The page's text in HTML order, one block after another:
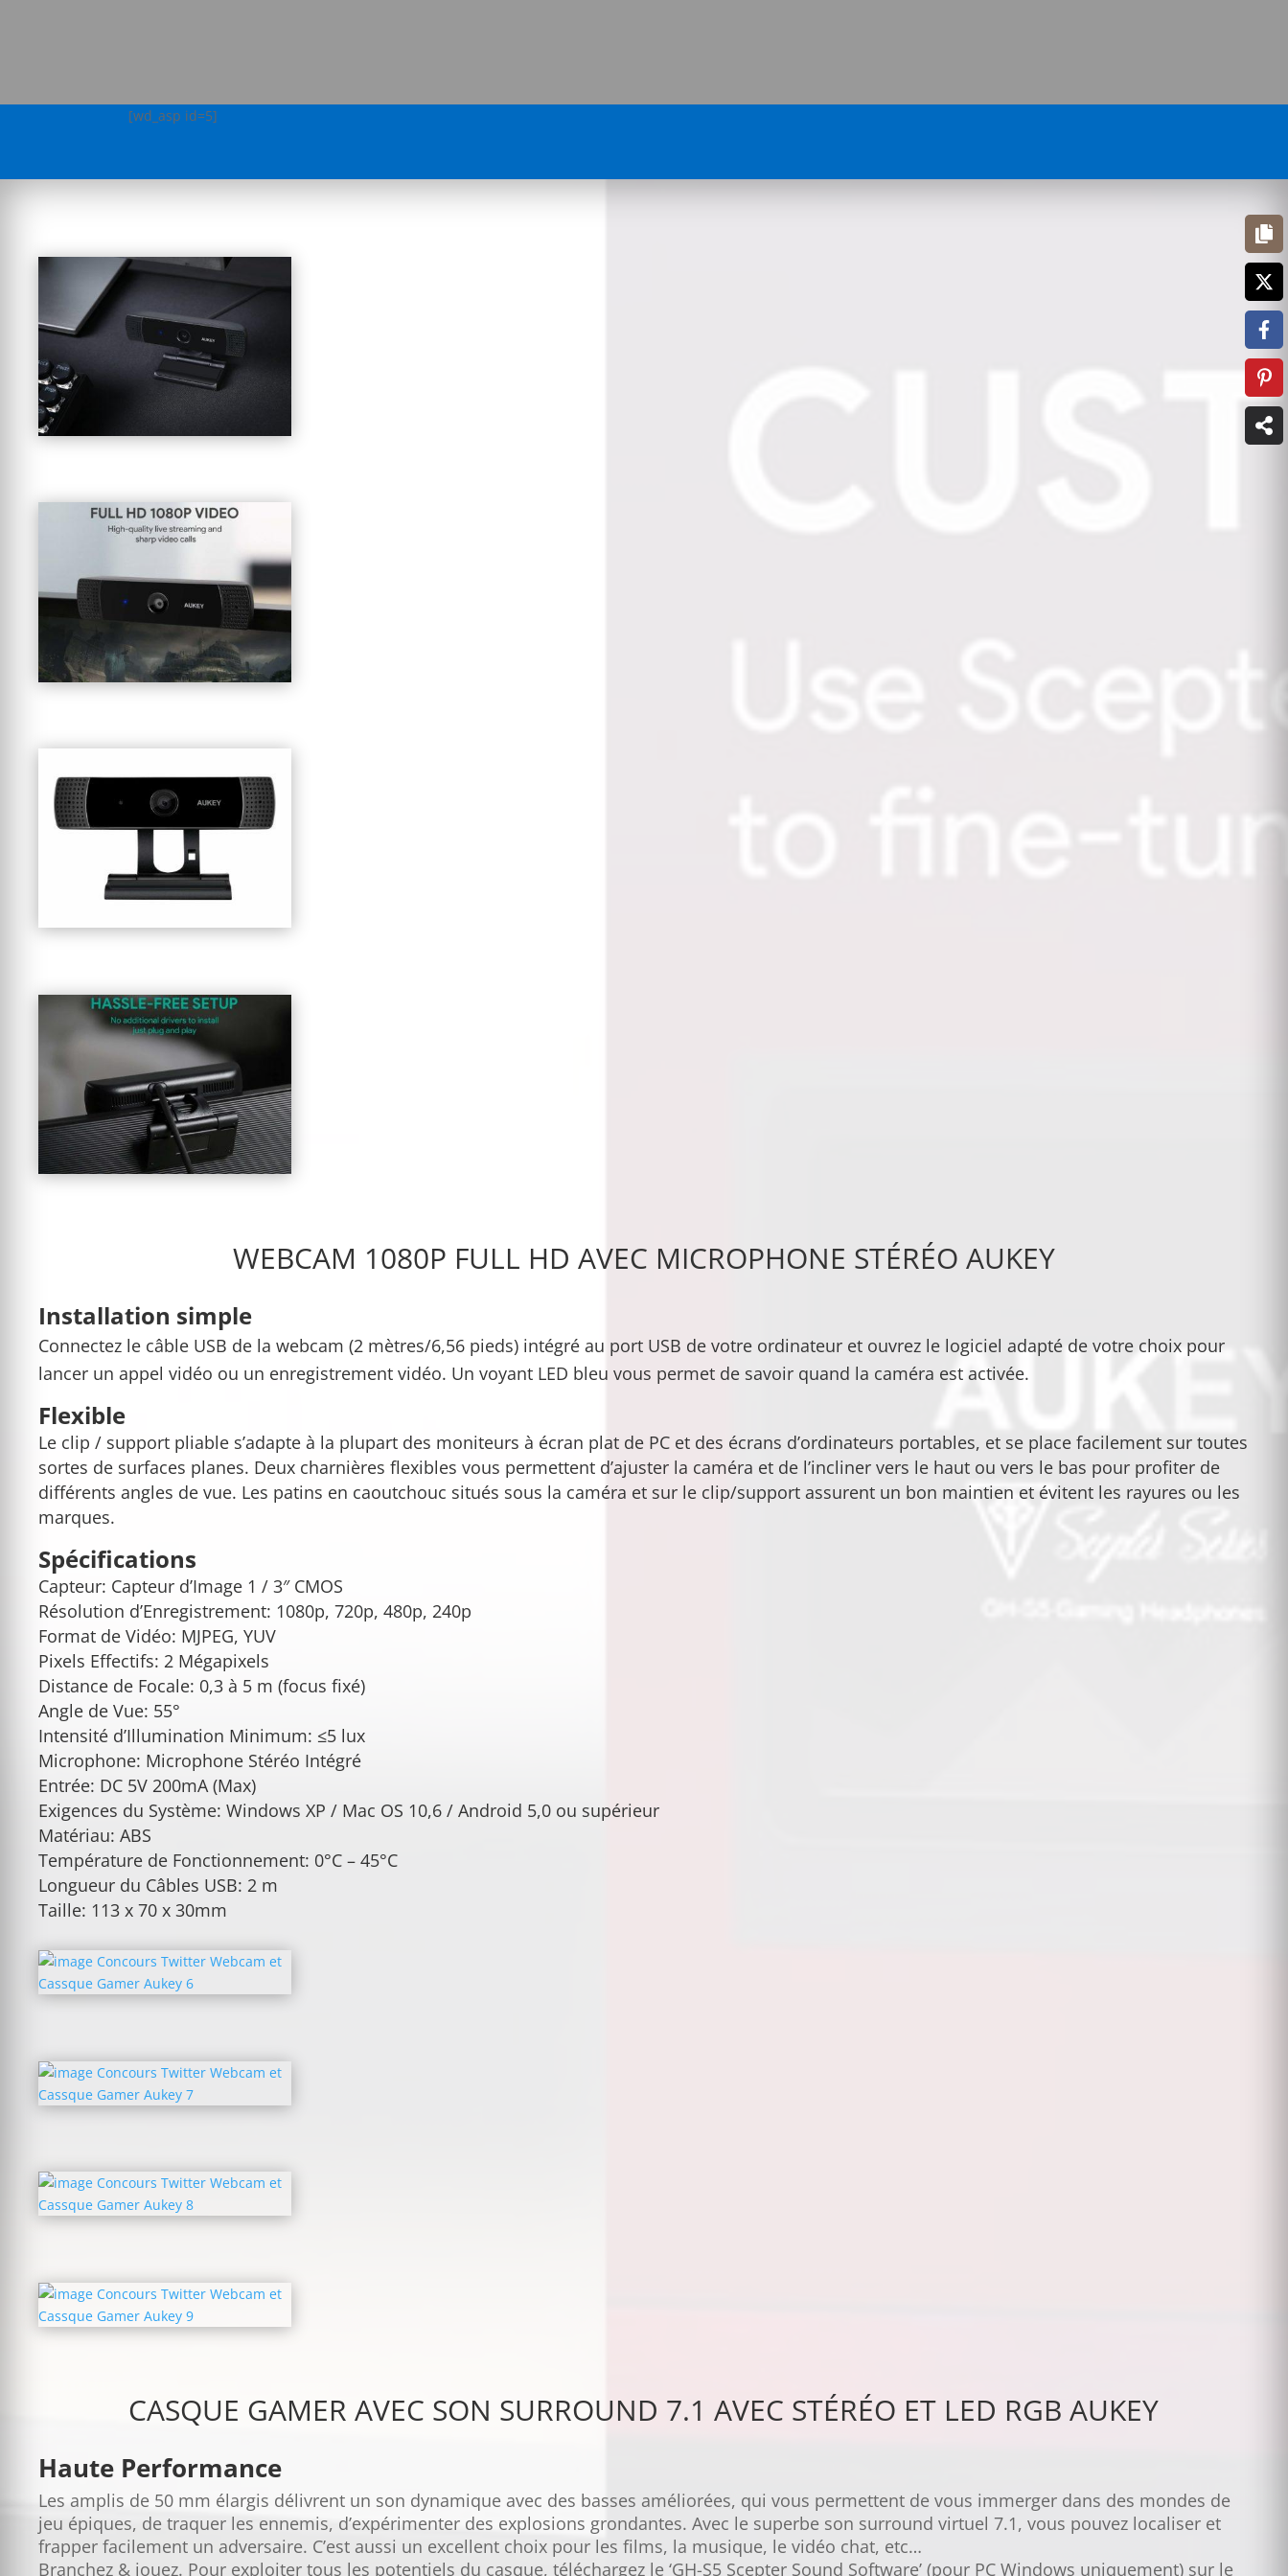
[wd_asp id=5]
WEBCAM 1080P FULL HD AVEC MICROPHONE STÉRÉO AUKEY
Installation simple
Connectez le câble USB de la webcam (2 mètres/6,56 pieds) intégré au port USB de votre ordinateur et ouvrez le logiciel adapté de votre choix pour
lancer un appel vidéo ou un enregistrement vidéo. Un voyant LED bleu vous permet de savoir quand la caméra est activée.
Flexible
Le clip / support pliable s’adapte à la plupart des moniteurs à écran plat de PC et des écrans d’ordinateurs portables, et se place facilement sur toutes
sortes de surfaces planes. Deux charnières flexibles vous permettent d’ajuster la caméra et de l’incliner vers le haut ou vers le bas pour profiter de
différents angles de vue. Les patins en caoutchouc situés sous la caméra et sur le clip/support assurent un bon maintien et évitent les rayures ou les
marques.
Spécifications
Capteur: Capteur d’Image 1 / 3″ CMOS
Résolution d’Enregistrement: 1080p, 720p, 480p, 240p
Format de Vidéo: MJPEG, YUV
Pixels Effectifs: 2 Mégapixels
Distance de Focale: 0,3 à 5 m (focus fixé)
Angle de Vue: 55°
Intensité d’Illumination Minimum: ≤5 lux
Microphone: Microphone Stéréo Intégré
Entrée: DC 5V 200mA (Max)
Exigences du Système: Windows XP / Mac OS 10,6 / Android 5,0 ou supérieur
Matériau: ABS
Température de Fonctionnement: 0°C – 45°C
Longueur du Câbles USB: 2 m
Taille: 113 x 70 x 30mm
CASQUE GAMER AVEC SON SURROUND 7.1 AVEC STÉRÉO ET LED RGB AUKEY
Haute Performance
Les amplis de 50 mm élargis délivrent un son dynamique avec des basses améliorées, qui vous permettent de vous immerger dans des mondes de
jeu épiques, de traquer les ennemis, d’expérimenter des explosions grondantes. Avec le superbe son surround virtuel 7.1, vous pouvez localiser et
frapper facilement un adversaire. C’est aussi un excellent choix pour les films, la musique, le vidéo chat, etc…
Branchez & jouez. Pour exploiter tous les potentiels du casque, téléchargez le ‘GH-S5 Scepter Sound Software’ (pour PC Windows uniquement) sur le